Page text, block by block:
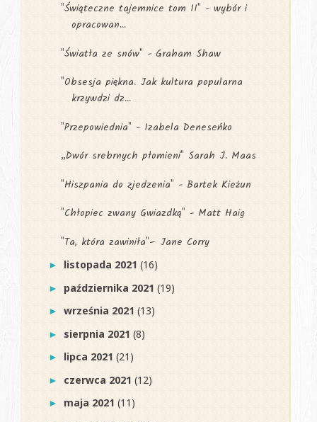
"Świąteczne tajemnice tom II" - wybór i
opracowan...
"Światła ze snów" - Graham Shaw
"Obsesja piękna. Jak kultura popularna
krzywdzi dz...
"Przepowiednia" - Izabela Deneseńko
„Dwór srebrnych płomieni" Sarah J. Maas
"Hiszpania do zjedzenia" - Bartek Kieżun
"Chłopiec zwany Gwiazdką" - Matt Haig
"Ta, która zawiniła"– Jane Corry
► listopada 2021(16)
► października 2021(19)
►września 2021(13)
► sierpnia 2021(8)
► lipca 2021(21)
► czerwca 2021(12)
► maja 2021(11)